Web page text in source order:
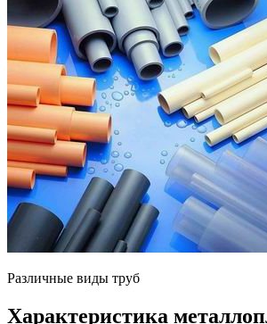
Различные виды труб
Характеристика